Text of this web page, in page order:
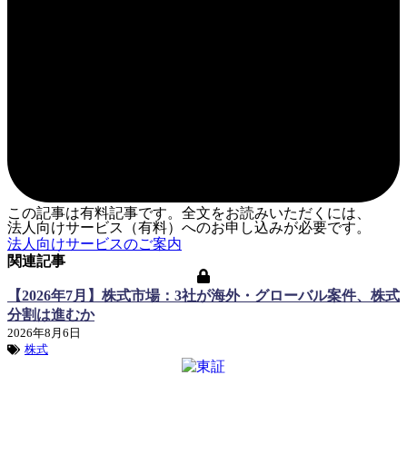
この記事は有料記事です。全文をお読みいただくには、
法人向けサービス（有料）へのお申し込みが必要です。
法人向けサービスのご案内
関連記事
【2026年7月】株式市場：3社が海外・グローバル案件、株式
分割は進むか
2026年8月6日
株式